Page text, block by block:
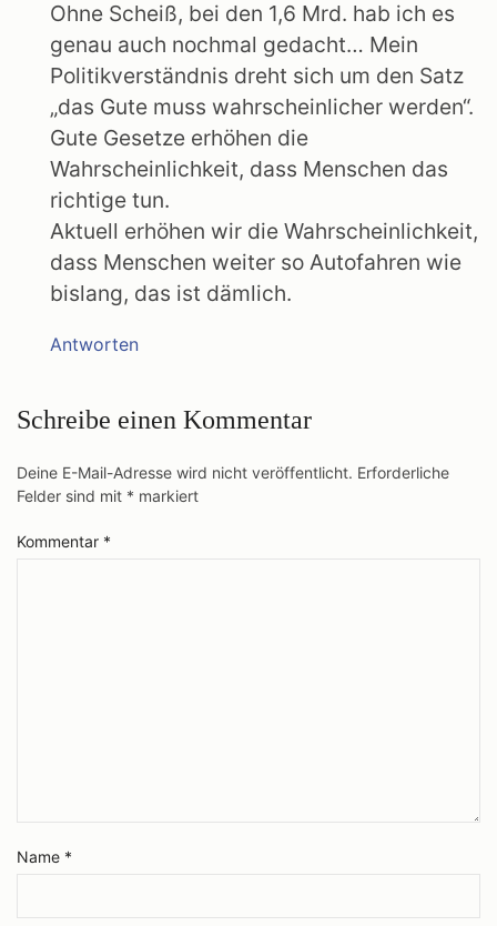
Ohne Scheiß, bei den 1,6 Mrd. hab ich es
genau auch nochmal gedacht… Mein
Politikverständnis dreht sich um den Satz
„das Gute muss wahrscheinlicher werden“.
Gute Gesetze erhöhen die
Wahrscheinlichkeit, dass Menschen das
richtige tun.
Aktuell erhöhen wir die Wahrscheinlichkeit,
dass Menschen weiter so Autofahren wie
bislang, das ist dämlich.
Antworten
Schreibe einen Kommentar
Deine E-Mail-Adresse wird nicht veröffentlicht. Erforderliche
Felder sind mit * markiert
Kommentar *
Name *